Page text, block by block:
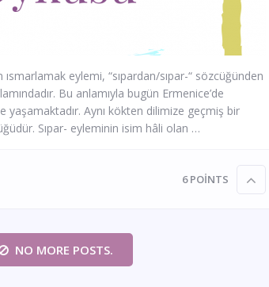
eylemi, “sıpardan/sıpar-“ sözcüğünden
Bu anlamıyla bugün Ermenice’de
Aynı kökten dilimize geçmiş bir
Sıpar- eyleminin isim hâli olan …
6 POINTS
NO MORE POSTS.